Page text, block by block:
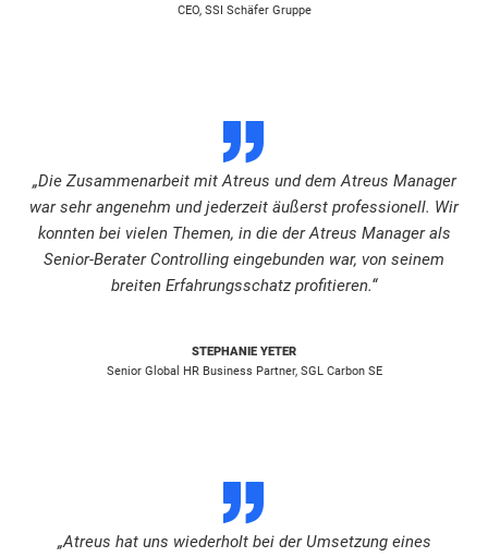
CEO, SSI Schäfer Gruppe
D
„Die Zusammenarbeit mit Atreus und dem Atreus Manager
war sehr angenehm und jederzeit äußerst professionell. Wir
konnten bei vielen Themen, in die der Atreus Manager als
Senior-Berater Controlling eingebunden war, von seinem
breiten Erfahrungsschatz profitieren.“
STEPHANIE YETER
Senior Global HR Business Partner, SGL Carbon SE
D
„Atreus hat uns wiederholt bei der Umsetzung eines